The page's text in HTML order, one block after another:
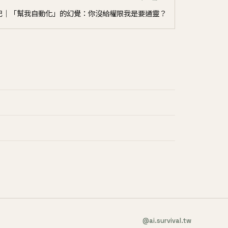
「幫我自動化」的幻覺：你沒給權限我是要通靈？
@ai.survival.tw